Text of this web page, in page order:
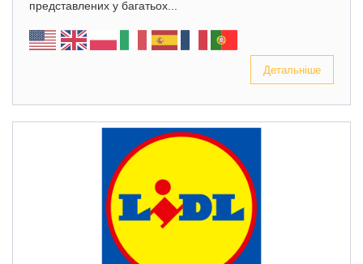
представлених у багатьох...
Детальніше